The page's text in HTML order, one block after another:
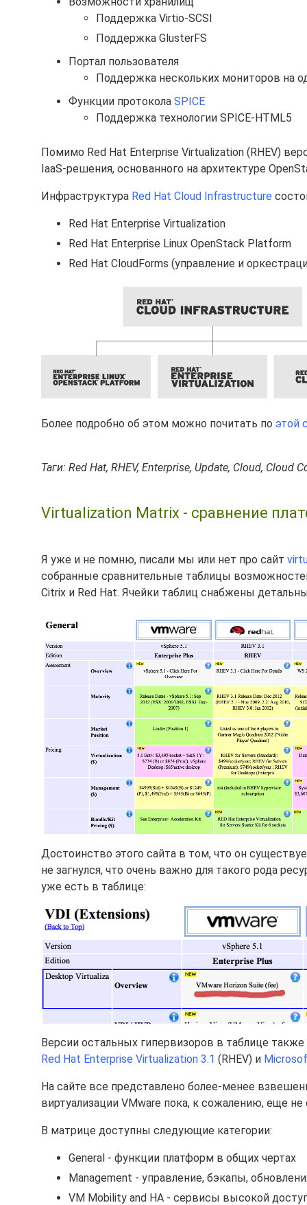
Поддержка Virtio-SCSI
Поддержка GlusterFS
Портал пользователя
Поддержка нескольких мониторов на
Функции протокола SPICE
Поддержка технологии SPICE-HTML5
Помимо Red Hat Enterprise Virtualization (RHEV)
IaaS-решения, основанного на архитектуре
Инфраструктура Red Hat Cloud Infrastructure
Red Hat Enterprise Virtualization
Red Hat Enterprise Linux OpenStack Platform
Red Hat CloudForms (управление и
Более подробно об этом можно почитать по этой
Таги: Red Hat, RHEV, Enterprise, Update, Cloud, Cloud
Virtualization Matrix - сравнение
Я уже и не помню, писали мы или нет про сайт
собранные сравнительные таблицы
Citrix и Red Hat. Ячейки таблиц снабжены
Достоинство этого сайта в том, что он
не загнулся, что очень важно для такого рода
уже есть в таблице:
Версии остальных гипервизоров в таблице
Red Hat Enterprise Virtualization 3.1 (RHEV) и
На сайте все представлено более-менее
виртуализации VMware пока, к сожалению, еще
В матрице доступны следующие категории:
General - функции платформ в общих чертах
Management - управление, бэкапы,
VM Mobility and HA - сервисы высокой